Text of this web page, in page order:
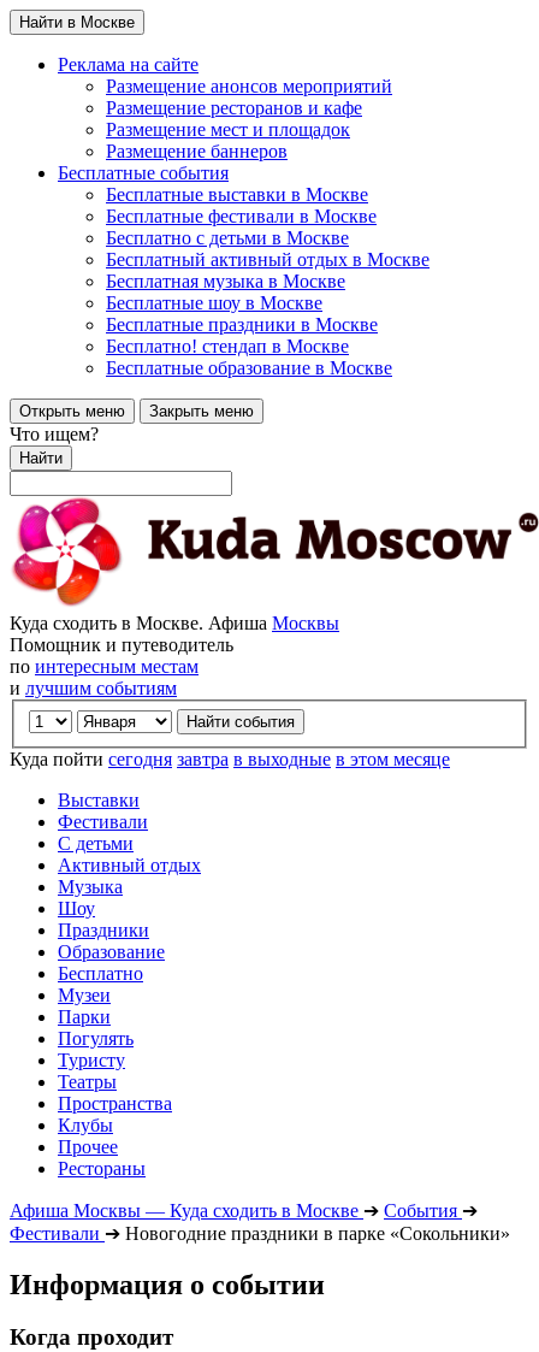
Найти в Москве
Реклама на сайте
Размещение анонсов мероприятий
Размещение ресторанов и кафе
Размещение мест и площадок
Размещение баннеров
Бесплатные события
Бесплатные выставки в Москве
Бесплатные фестивали в Москве
Бесплатно с детьми в Москве
Бесплатный активный отдых в Москве
Бесплатная музыка в Москве
Бесплатные шоу в Москве
Бесплатные праздники в Москве
Бесплатно! стендап в Москве
Бесплатные образование в Москве
Открыть меню Закрыть меню
Что ищем?
Найти
Куда сходить в Москве. Афиша Москвы
Помощник и путеводитель
по интересным местам
и лучшим событиям
Куда пойти сегодня завтра в выходные в этом месяце
Выставки
Фестивали
С детьми
Активный отдых
Музыка
Шоу
Праздники
Образование
Бесплатно
Музеи
Парки
Погулять
Туристу
Театры
Пространства
Клубы
Прочее
Рестораны
Афиша Москвы — Куда сходить в Москве ➔ События ➔
Фестивали ➔ Новогодние праздники в парке «Сокольники»
Информация о событии
Когда проходит